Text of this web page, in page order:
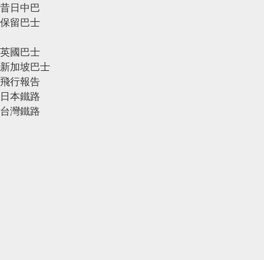
昔日中巴
保留巴士
英國巴士
新加坡巴士
飛行報告
日本鐵路
台灣鐵路